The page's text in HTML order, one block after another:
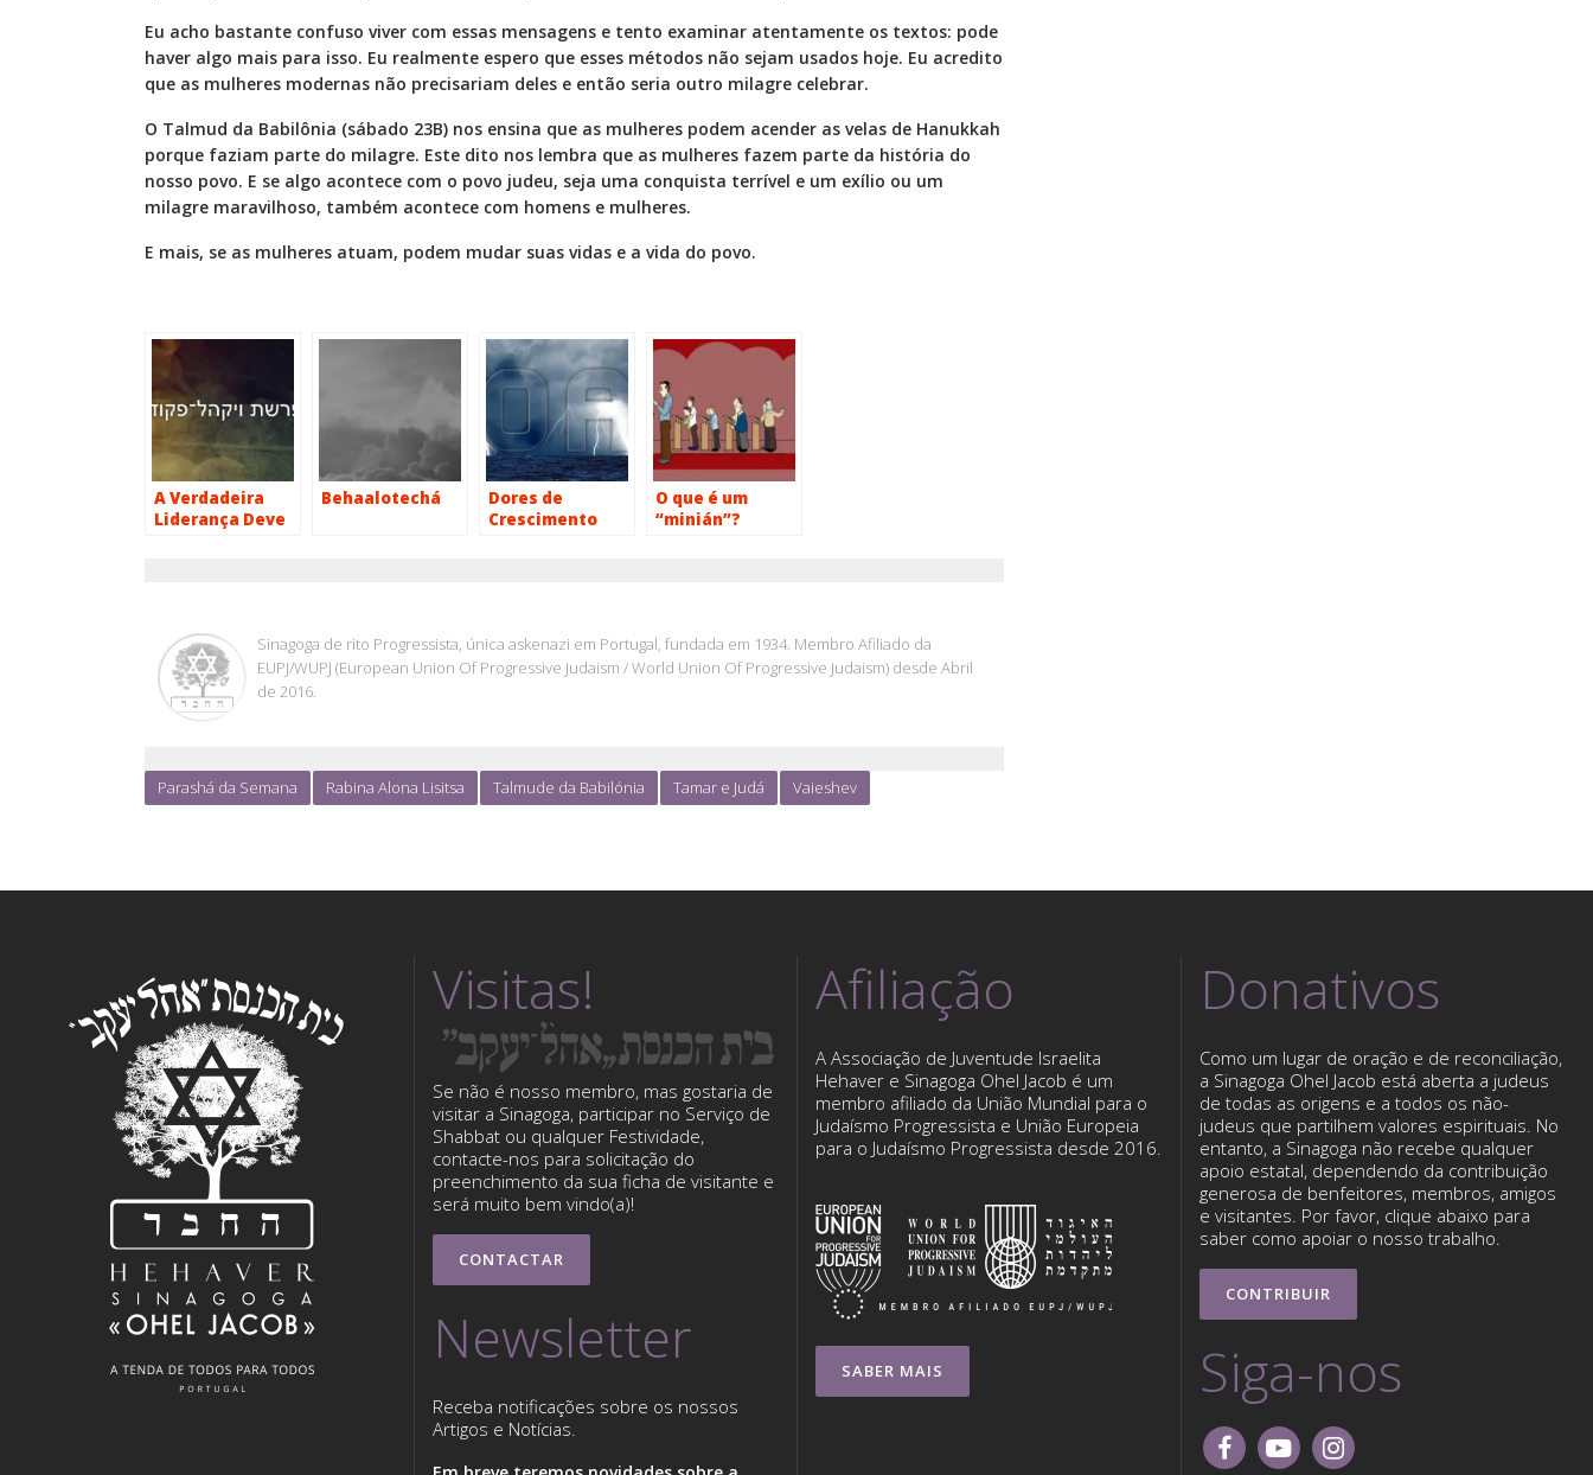
Eu acho bastante confuso viver com essas mensagens e tento examinar atentamente os textos: pode
haver algo mais para isso. Eu realmente espero que esses métodos não sejam usados ​​hoje. Eu acredito
que as mulheres modernas não precisariam deles e então seria outro milagre celebrar.
O Talmud da Babilônia (sábado 23B) nos ensina que as mulheres podem acender as velas de Hanukkah
porque faziam parte do milagre. Este dito nos lembra que as mulheres fazem parte da história do
nosso povo. E se algo acontece com o povo judeu, seja uma conquista terrível e um exílio ou um
milagre maravilhoso, também acontece com homens e mulheres.
E mais, se as mulheres atuam, podem mudar suas vidas e a vida do povo.
A Verdadeira
Liderança Deve
Behaalotechá
Dores de
Crescimento
O que é um
“minián”?
Sinagoga de rito Progressista, única askenazi em Portugal, fundada em 1934. Membro Afiliado da
EUPJ/WUPJ (European Union Of Progressive Judaism / World Union Of Progressive Judaism) desde Abril
de 2016.
Parashá da Semana Rabina Alona Lisitsa Talmude da Babilónia Tamar e Judá Vaieshev
Visitas!
Se não é nosso membro, mas gostaria de
visitar a Sinagoga, participar no Serviço de
Shabbat ou qualquer Festividade,
contacte-nos para solicitação do
preenchimento da sua ficha de visitante e
será muito bem vindo(a)!
CONTACTAR
Newsletter
Receba notificações sobre os nossos
Artigos e Notícias.
Afiliação
A Associação de Juventude Israelita
Hehaver e Sinagoga Ohel Jacob é um
membro afiliado da União Mundial para o
Judaísmo Progressista e União Europeia
para o Judaísmo Progressista desde 2016.
SABER MAIS
Donativos
Como um lugar de oração e de reconciliação,
a Sinagoga Ohel Jacob está aberta a judeus
de todas as origens e a todos os não-
judeus que partilhem valores espirituais. No
entanto, a Sinagoga não recebe qualquer
apoio estatal, dependendo da contribuição
generosa de benfeitores, membros, amigos
e visitantes. Por favor, clique abaixo para
saber como apoiar o nosso trabalho.
CONTRIBUIR
Siga-nos